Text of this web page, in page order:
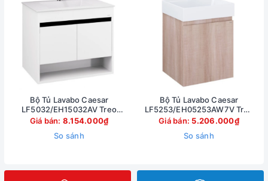
Bộ Tủ Lavabo Caesar
LF5032/EH15032AV Treo
Tường 750x500mm
Giá bán: 8.154.000₫
So sánh
Bộ Tủ Lavabo Caesar
LF5253/EH05253AW7V Treo
Tường 500x450mm
Giá bán: 5.206.000₫
So sánh